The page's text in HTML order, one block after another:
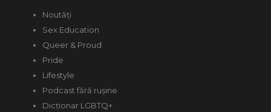
Noutăți
Sex Education
Queer & Proud
Pride
Lifestyle
Podcast fără rușine
Dicționar LGBTQ+